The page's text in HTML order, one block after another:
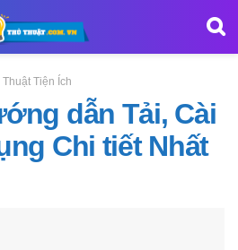
Thuật Tiện Ích
dẫn Tải, Cài
Chi tiết Nhất